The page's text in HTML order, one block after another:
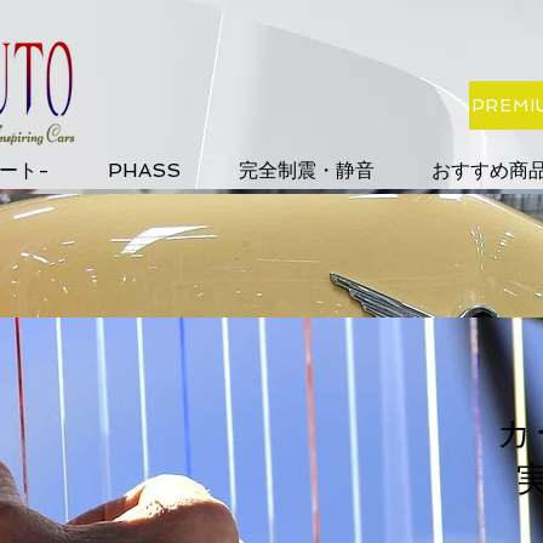
ト- PHASS 完全制震・静音 おすすめ商
カ